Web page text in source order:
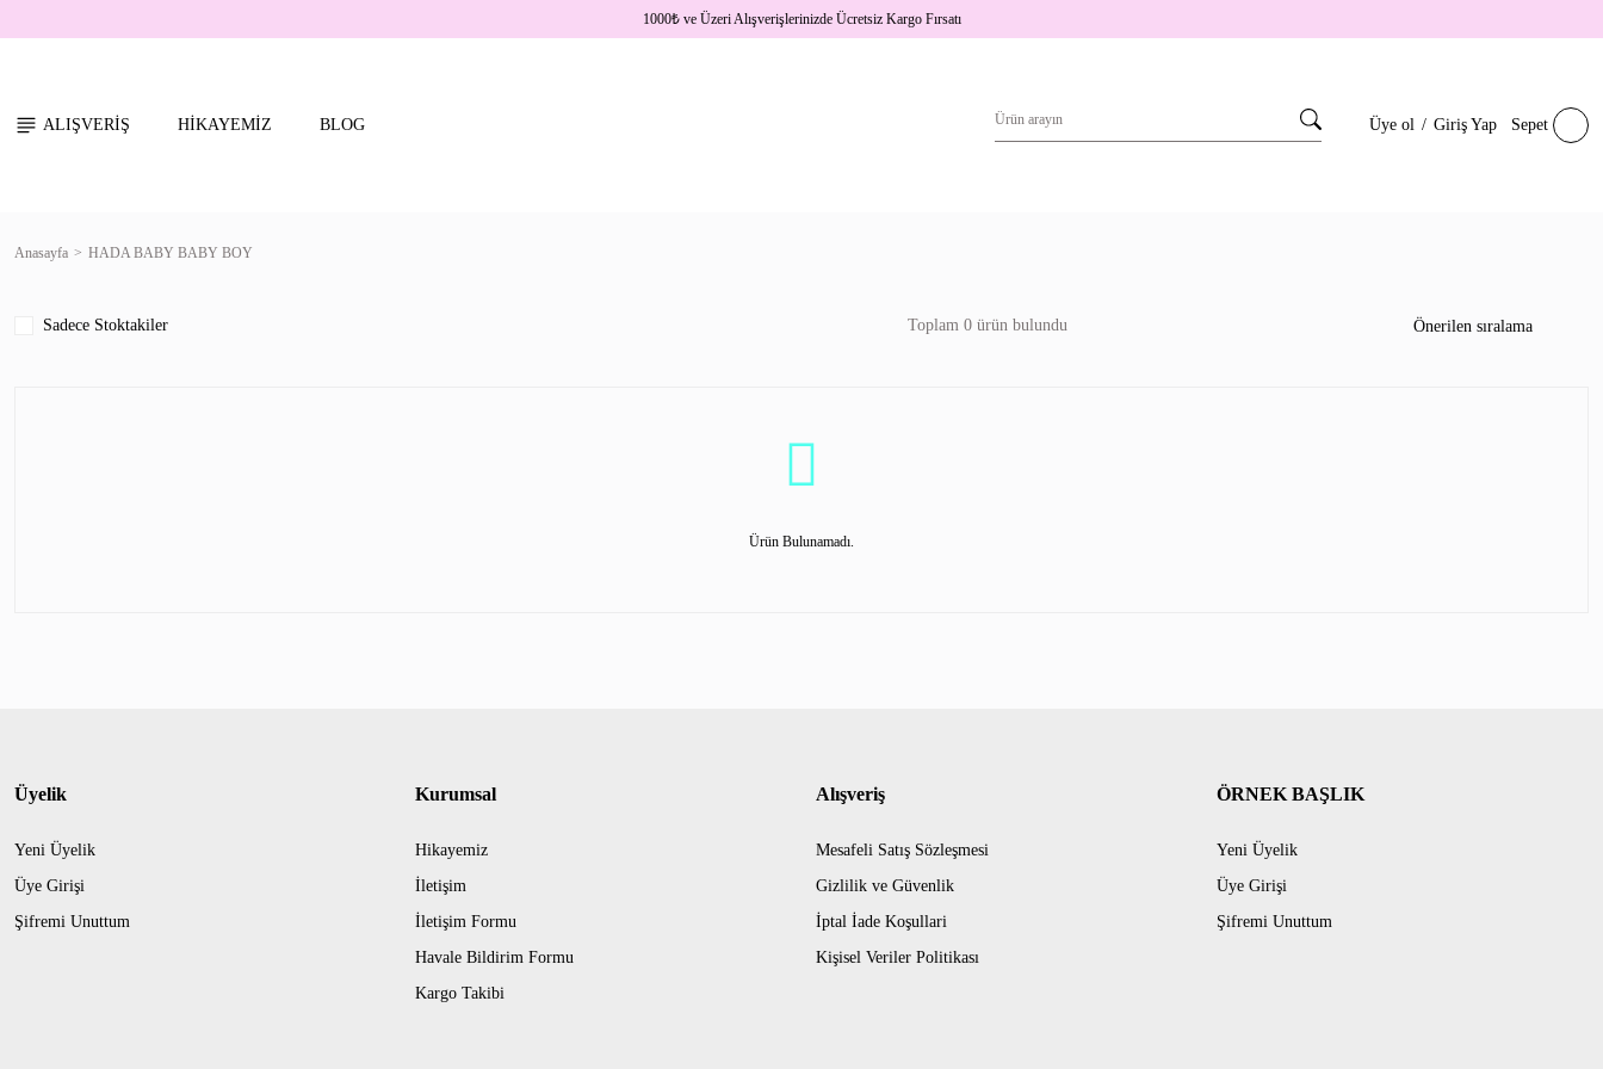
1000₺ve Üzeri Alışverişlerinizde Ücretsiz Kargo Fırsatı
ALIŞVERİŞ HİKAYEMİZ BLOG Üye ol / Giriş Yap Sepet
Anasayfa HADA BABY BABY BOY
Sadece Stoktakiler Toplam 0 ürün bulundu
Ürün Bulunamadı.
Üyelik
Yeni Üyelik
Üye Girişi
Şifremi Unuttum
Kurumsal
Hikayemiz
İletişim
İletişim Formu
Havale Bildirim Formu
Kargo Takibi
Alışveriş
Mesafeli Satış Sözleşmesi
Gizlilik ve Güvenlik
İptal İade Koşullari
Kişisel Veriler Politikası
ÖRNEK BAŞLIK
Yeni Üyelik
Üye Girişi
Şifremi Unuttum